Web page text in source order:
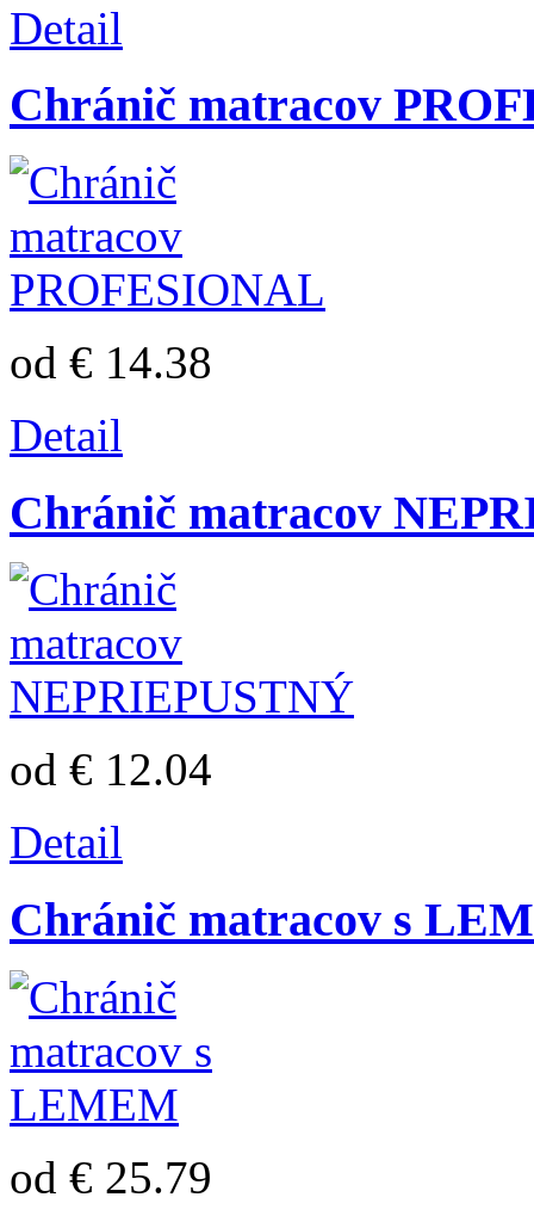
Detail
Chránič matracov
od € 14.38
Detail
Chránič matracov
od € 12.04
Detail
Chránič matracov s
od € 25.79